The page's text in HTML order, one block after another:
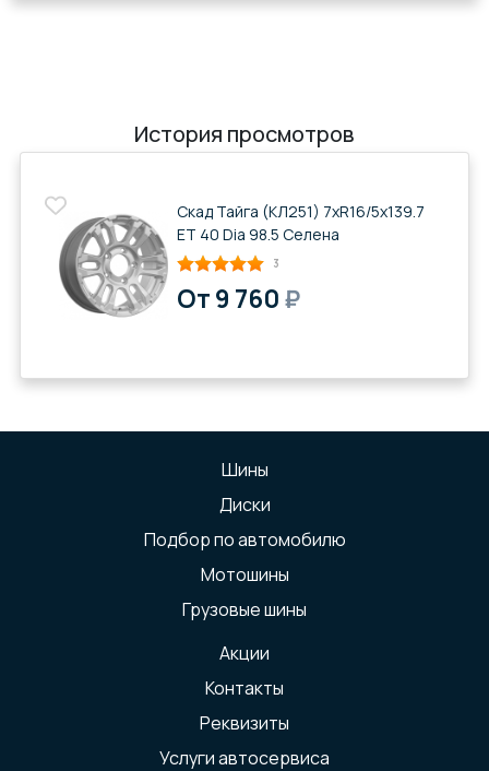
История просмотров
Скад Тайга (КЛ251) 7xR16/5x139.7
ET 40 Dia 98.5 Селена
3
От 9 760₽
Шины
Диски
Подбор по автомобилю
Мотошины
Грузовые шины
Акции
Контакты
Реквизиты
Услуги автосервиса